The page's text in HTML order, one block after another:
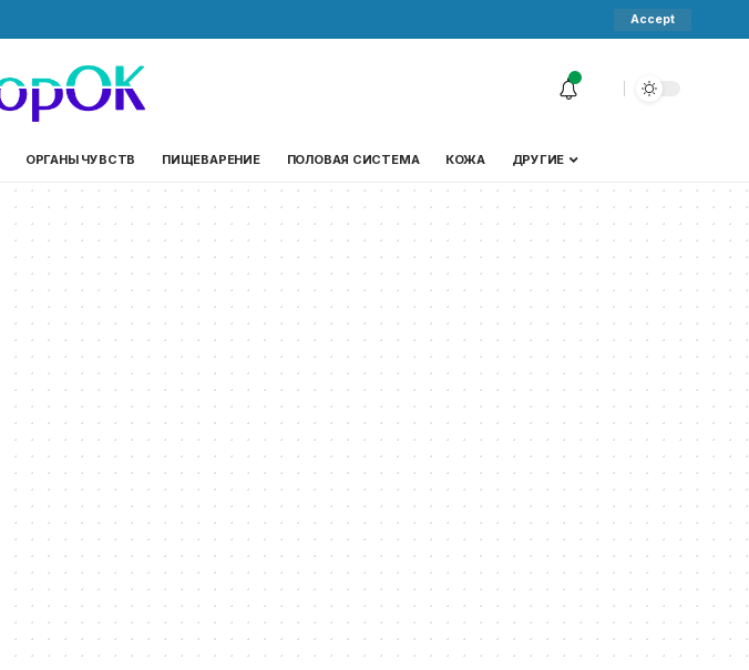
Accept
ОРГАНЫ ЧУВСТВ ПИЩЕВАРЕНИЕ ПОЛОВАЯ СИСТЕМА КОЖА ДРУГИЕ